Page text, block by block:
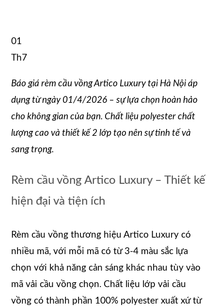
01
Th7
Báo giá rèm cầu vồng Artico Luxury tại Hà Nội áp
dụng từ ngày 01/4/2026 – sự lựa chọn hoàn hảo
cho không gian của bạn. Chất liệu polyester chất
lượng cao và thiết kế 2 lớp tạo nên sự tinh tế và
sang trọng.
Rèm cầu vồng Artico Luxury – Thiết kế
hiện đại và tiện ích
Rèm cầu vồng thương hiệu Artico Luxury có
nhiều mã, với mỗi mã có từ 3-4 màu sắc lựa
chọn với khả năng cản sáng khác nhau tùy vào
mã vải cầu vồng chọn. Chất liệu lớp vải cầu
vồng có thành phần 100% polyester xuất xứ từ